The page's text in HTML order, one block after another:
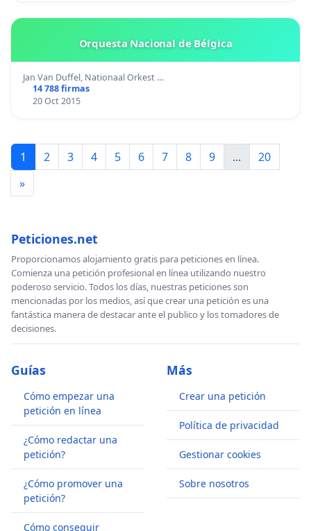
Orquesta Nacional de Bélgica
Jan Van Duffel, Nationaal Orkest …
14 788 firmas
20 Oct 2015
1 2 3 4 5 6 7 8 9 ...
20
»
Peticiones.net
Proporcionamos alojamiento gratis para peticiones en línea.
Comienza una petición profesional en línea utilizando nuestro
poderoso servicio. Todos los días, nuestras peticiones son
mencionadas por los medios, así que crear una petición es una
fantástica manera de destacar ante el publico y los tomadores de
decisiones.
Guías
Cómo empezar una
petición en línea
¿Cómo redactar una
petición?
¿Cómo promover una
petición?
Cómo conseguir
Más
Crear una petición
Política de privacidad
Gestionar cookies
Sobre nosotros